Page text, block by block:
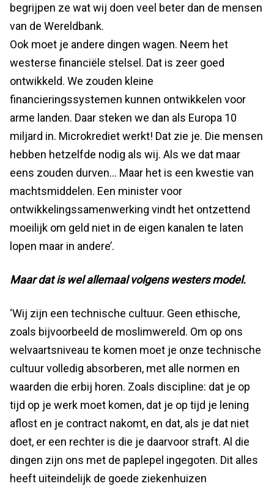
begrijpen ze wat wij doen veel beter dan de mensen
van de Wereldbank.
Ook moet je andere dingen wagen. Neem het
westerse financiële stelsel. Dat is zeer goed
ontwikkeld. We zouden kleine
financieringssystemen kunnen ontwikkelen voor
arme landen. Daar steken we dan als Europa 10
miljard in. Microkrediet werkt! Dat zie je. Die mensen
hebben hetzelfde nodig als wij. Als we dat maar
eens zouden durven… Maar het is een kwestie van
machtsmiddelen. Een minister voor
ontwikkelingssamenwerking vindt het ontzettend
moeilijk om geld niet in de eigen kanalen te laten
lopen maar in andere’.
Maar dat is wel allemaal volgens westers model.
‘Wij zijn een technische cultuur. Geen ethische,
zoals bijvoorbeeld de moslimwereld. Om op ons
welvaartsniveau te komen moet je onze technische
cultuur volledig absorberen, met alle normen en
waarden die erbij horen. Zoals discipline: dat je op
tijd op je werk moet komen, dat je op tijd je lening
aflost en je contract nakomt, en dat, als je dat niet
doet, er een rechter is die je daarvoor straft. Al die
dingen zijn ons met de paplepel ingegoten. Dit alles
heeft uiteindelijk de goede ziekenhuizen